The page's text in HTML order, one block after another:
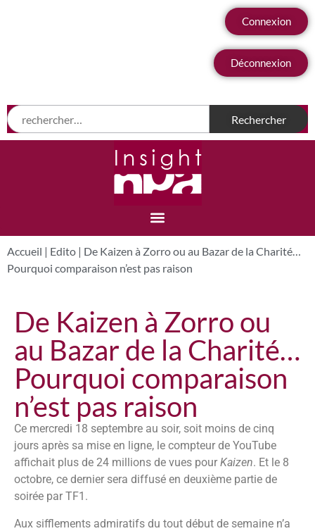
Connexion
Déconnexion
Accueil | Edito | De Kaizen à Zorro ou au Bazar de la Charité…
Pourquoi comparaison n’est pas raison
De Kaizen à Zorro ou
au Bazar de la Charité…
Pourquoi comparaison
n’est pas raison
Ce mercredi 18 septembre au soir, soit moins de cinq
jours après sa mise en ligne, le compteur de YouTube
affichait plus de 24 millions de vues pour Kaizen. Et le 8
octobre, ce dernier sera diffusé en deuxième partie de
soirée par TF1.
Aux sifflements admiratifs du tout début de semaine n’a